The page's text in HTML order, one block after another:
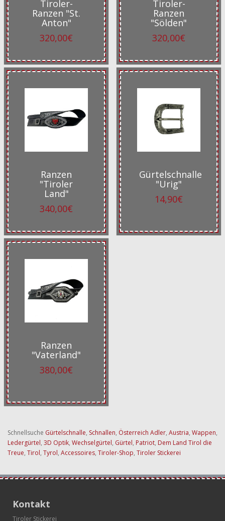
Tiroler-
Ranzen "St.
Anton"
320,00€
Tiroler-
Ranzen
"Sölden"
320,00€
Ranzen
"Tiroler
Land"
340,00€
Gürtelschnalle
"Urig"
14,90€
Ranzen
"Vaterland"
380,00€
Schnellsuche Gürtelschnalle, Schnallen, Österreich Adler, Austria, Wappen,
Ledergürtel, 3D Optik, Wechselgürtel, Gürtel, Patriot, Dem Land Tirol die
Treue, Tirol, Tyrol, Accessoires, Tiroler-Shop, Tiroler Stickerei
Kontakt
Tiroler Stickerei